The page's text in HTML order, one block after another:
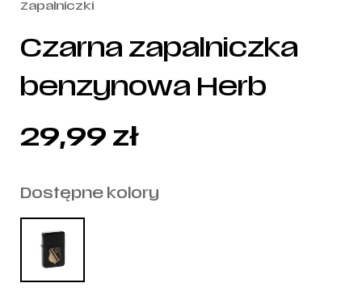
Zapalniczki
Czarna zapalniczka
benzynowa Herb
29,99 zł
Dostępne kolory